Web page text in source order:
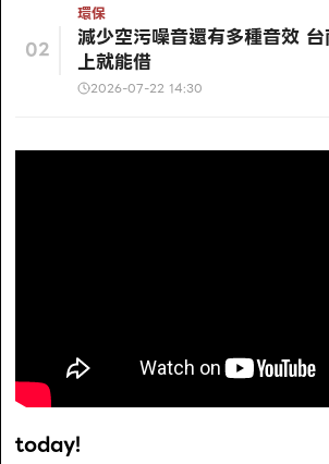
02
環保
減少空污噪音還有多種音效
上就能借
2026-07-22 14:30
today!